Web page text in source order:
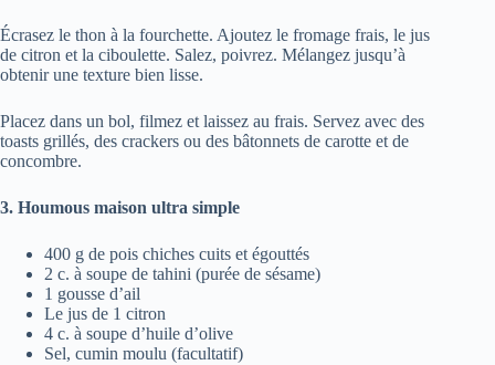
Écrasez le thon à la fourchette. Ajoutez le fromage frais, le jus
de citron et la ciboulette. Salez, poivrez. Mélangez jusqu’à
obtenir une texture bien lisse.
Placez dans un bol, filmez et laissez au frais. Servez avec des
toasts grillés, des crackers ou des bâtonnets de carotte et de
concombre.
3. Houmous maison ultra simple
400 g de pois chiches cuits et égouttés
2 c. à soupe de tahini (purée de sésame)
1 gousse d’ail
Le jus de 1 citron
4 c. à soupe d’huile d’olive
Sel, cumin moulu (facultatif)